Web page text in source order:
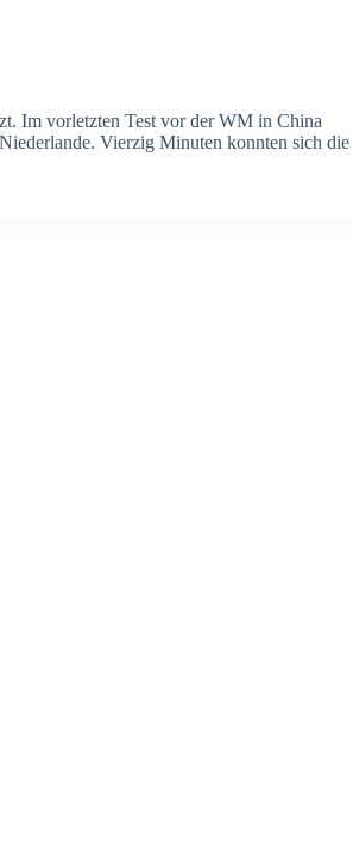
Im vorletzten Test vor der WM in China
Vierzig Minuten konnten sich die